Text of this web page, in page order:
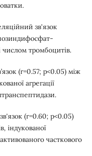
зв'язок
числом тромбоцитів.
(r=0.57; р<0.05) між
агрегації
(r=0.60; р<0.05)
індукованої
часткового